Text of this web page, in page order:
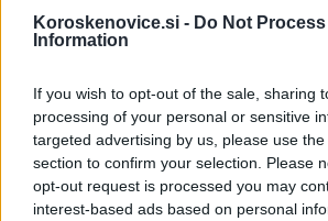
Koroskenovice.si - Do Not
Information
If you wish to opt-out of the sale, sharing
processing of your personal or sensitive
targeted advertising by us, please use
section to confirm your selection. Please
opt-out request is processed you may
interest-based ads based on personal
Ključne besede:
Ribnica na Pohorju
pgd ribnica na pohorju
Več iz kraja Ribnica na Pohorju